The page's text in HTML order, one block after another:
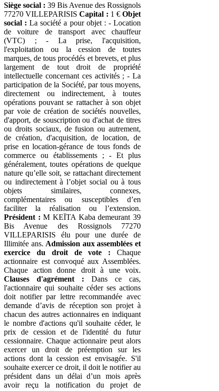
Siège social : 39 Bis Avenue des Rossignols
77270 VILLEPARISISCapital : 1 €Objet
social : La société a pour objet : - Location
de voiture de transport avec chauffeur
(VTC) ; - La prise, l'acquisition,
l'exploitation ou la cession de toutes
marques, de tous procédés et brevets, et plus
largement de tout droit de propriété
intellectuelle concernant ces activités ; - La
participation de la Société, par tous moyens,
directement ou indirectement, à toutes
opérations pouvant se rattacher à son objet
par voie de création de sociétés nouvelles,
d'apport, de souscription ou d'achat de titres
ou droits sociaux, de fusion ou autrement,
de création, d'acquisition, de location, de
prise en location-gérance de tous fonds de
commerce ou établissements ; - Et plus
généralement, toutes opérations de quelque
nature qu’elle soit, se rattachant directement
ou indirectement à l’objet social ou à tous
objets similaires, connexes,
complémentaires ou susceptibles d’en
faciliter la réalisation ou l’extension.
Président : M KEÏTA Kaba demeurant 39
Bis Avenue des Rossignols 77270
VILLEPARISIS élu pour une durée de
Illimitée ans. Admission aux assemblées et
exercice du droit de vote : Chaque
actionnaire est convoqué aux Assemblées.
Chaque action donne droit à une voix.
Clauses d'agrément : Dans ce cas,
l'actionnaire qui souhaite céder ses actions
doit notifier par lettre recommandée avec
demande d’avis de réception son projet à
chacun des autres actionnaires en indiquant
le nombre d'actions qu'il souhaite céder, le
prix de cession et de l'identité du futur
cessionnaire. Chaque actionnaire peut alors
exercer un droit de préemption sur les
actions dont la cession est envisagée. S'il
souhaite exercer ce droit, il doit le notifier au
président dans un délai d’un mois après
avoir reçu la notification du projet de